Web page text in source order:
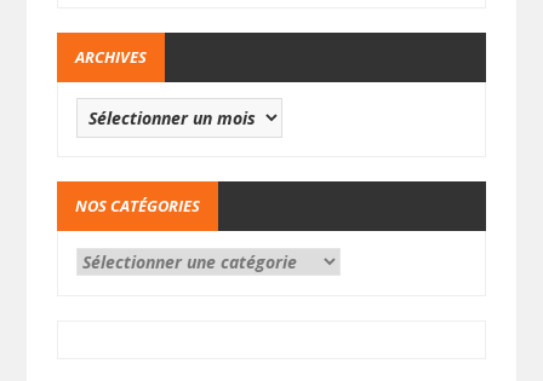
ARCHIVES
NOS CATÉGORIES